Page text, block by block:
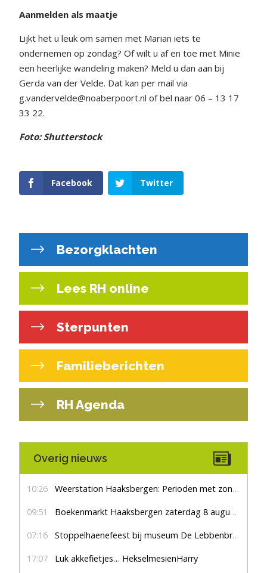
Aanmelden als maatje
Lijkt het u leuk om samen met Marian iets te
ondernemen op zondag? Of wilt u af en toe met Minie
een heerlijke wandeling maken? Meld u dan aan bij
Gerda van der Velde. Dat kan per mail via
g.vandervelde@noaberpoort.nl of bel naar 06 – 13 17
33 22.
Foto: Shutterstock
Facebook Twitter
Bezorgklachten
Lees RH online
Sterpunten
Familieberichten
RH Agenda
Overig nieuws
10:26 Weerstation Haaksbergen: Perioden met zon en droog
09:51 Boekenmarkt Haaksbergen zaterdag 8 augustus, marktplein Haaksbergen
07:16 Stoppelhaenefeest bij museum De Lebbenbrugge
17:07 Luk akkefietjes… HekselmesienHarry